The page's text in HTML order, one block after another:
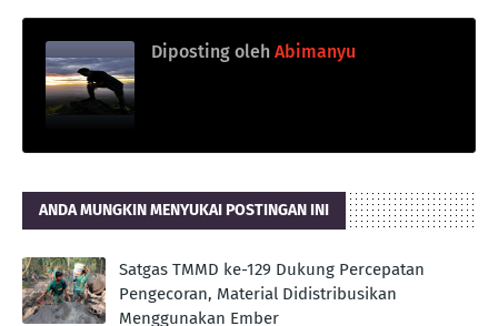
Diposting oleh Abimanyu
ANDA MUNGKIN MENYUKAI POSTINGAN INI
Satgas TMMD ke-129 Dukung Percepatan
Pengecoran, Material Didistribusikan
Menggunakan Ember